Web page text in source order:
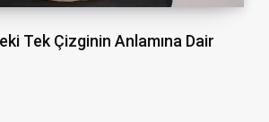
Tek Çizginin Anlamına Dair